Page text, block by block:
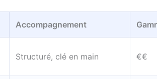
Accompagnement
Structuré, clé en main €€